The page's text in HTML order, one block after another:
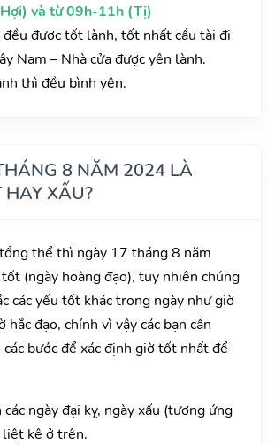
và từ 09h-11h (Tị)
đều được tốt lành, tốt nhất cầu tài đi
Nam – Nhà cửa được yên lành.
thì đều bình yên.
8 NĂM 2024 LÀ
HAY XẤU?
thể thì ngày 17 tháng 8 năm
(ngày hoàng đạo), tuy nhiên chúng
các yếu tốt khác trong ngày như giờ
hắc đạo, chính vì vậy các bạn cần
bước để xác định giờ tốt nhất để
ngày đại kỵ, ngày xấu (tương ứng
liệt kê ở trên.